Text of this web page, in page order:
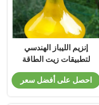
إنزيم الليباز الهندسي
لتطبيقات زيت الطاقة
الحيوية المستدامة
احصل على أفضل سعر